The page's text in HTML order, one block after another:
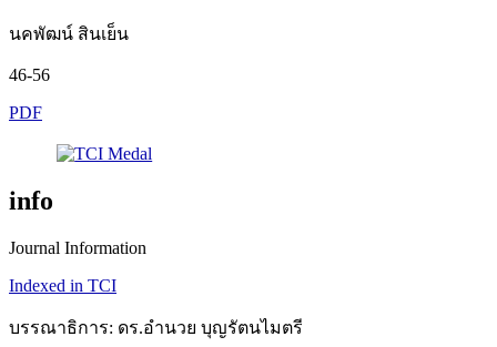
นคพัฒน์ สินเย็น
46-56
PDF
info
Journal Information
Indexed in TCI
บรรณาธิการ: ดร.อำนวย บุญรัตนไมตรี